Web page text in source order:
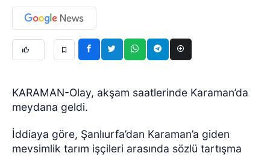
KARAMAN-Olay, akşam saatlerinde Karaman’da
meydana geldi.
İddiaya göre, Şanlıurfa’dan Karaman’a giden
mevsimlik tarım işçileri arasında sözlü tartışma